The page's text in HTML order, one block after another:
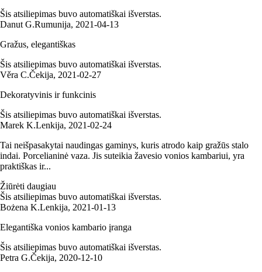
Šis atsiliepimas buvo automatiškai išverstas.
Danut G.Rumunija, 2021‑04‑13
Gražus, elegantiškas
Šis atsiliepimas buvo automatiškai išverstas.
Věra C.Čekija, 2021‑02‑27
Dekoratyvinis ir funkcinis
Šis atsiliepimas buvo automatiškai išverstas.
Marek K.Lenkija, 2021‑02‑24
Tai neišpasakytai naudingas gaminys, kuris atrodo kaip gražūs stalo
indai. Porcelianinė vaza. Jis suteikia žavesio vonios kambariui, yra
praktiškas ir...
Žiūrėti daugiau
Šis atsiliepimas buvo automatiškai išverstas.
Bożena K.Lenkija, 2021‑01‑13
Elegantiška vonios kambario įranga
Šis atsiliepimas buvo automatiškai išverstas.
Petra G.Čekija, 2020‑12‑10